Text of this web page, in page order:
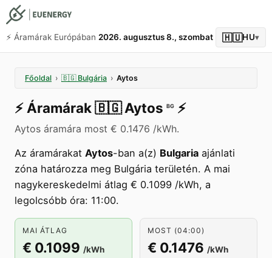
⚡️ Áramárak Európában 2026. augusztus 8., szombat 🇭🇺HU▾
Főoldal › 🇧🇬 Bulgária › Aytos
⚡️ Áramárak🇧🇬 Aytos BG ⚡️
Aytos áramára most € 0.1476 /kWh.
Az áramárakat Aytos-ban a(z) Bulgaria ajánlati
zóna határozza meg Bulgária területén. A mai
nagykereskedelmi átlag € 0.1099 /kWh, a
legolcsóbb óra: 11:00.
MAI ÁTLAG
€ 0.1099 /kWh
MOST (04:00)
€ 0.1476 /kWh